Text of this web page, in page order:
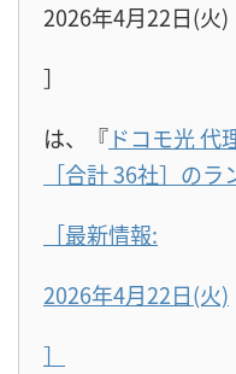
2026年4月22日(火)
］
は、『ドコモ光 代
［合計 36社］のラ
［最新情報:
2026年4月22日(火)
］